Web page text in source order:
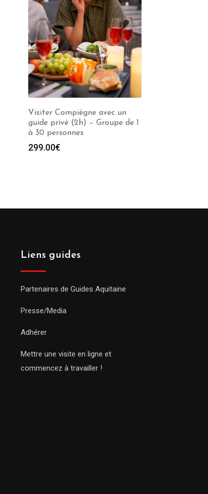
Visiter Compiègne avec un
guide privé (2h) – Groupe de 1
à 30 personnes
299.00€
Liens guides
Partenaires de Guides Aquitaine
Presse/Media
Adhérer
Mettre une visite en ligne et
commencez à travailler !